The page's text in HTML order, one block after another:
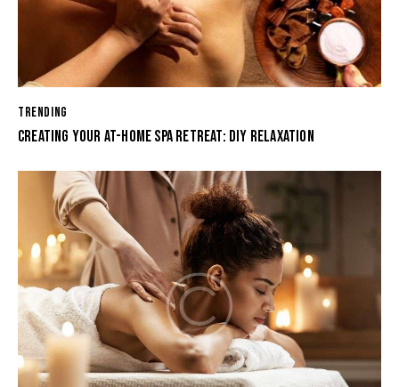
TRENDING
CREATING YOUR AT-HOME SPA RETREAT: DIY RELAXATION